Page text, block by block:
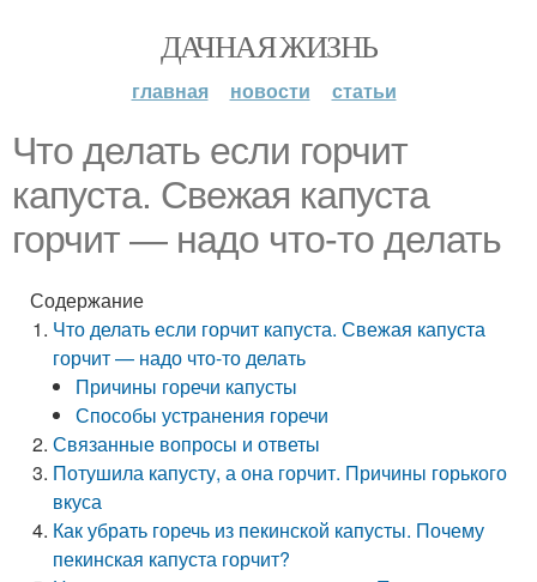
ДАЧНАЯ ЖИЗНЬ
главная новости статьи
Что делать если горчит
капуста. Свежая капуста
горчит — надо что-то делать
Содержание
Что делать если горчит капуста. Свежая капуста
горчит — надо что-то делать
Причины горечи капусты
Способы устранения горечи
Связанные вопросы и ответы
Потушила капусту, а она горчит. Причины горького
вкуса
Как убрать горечь из пекинской капусты. Почему
пекинская капуста горчит?